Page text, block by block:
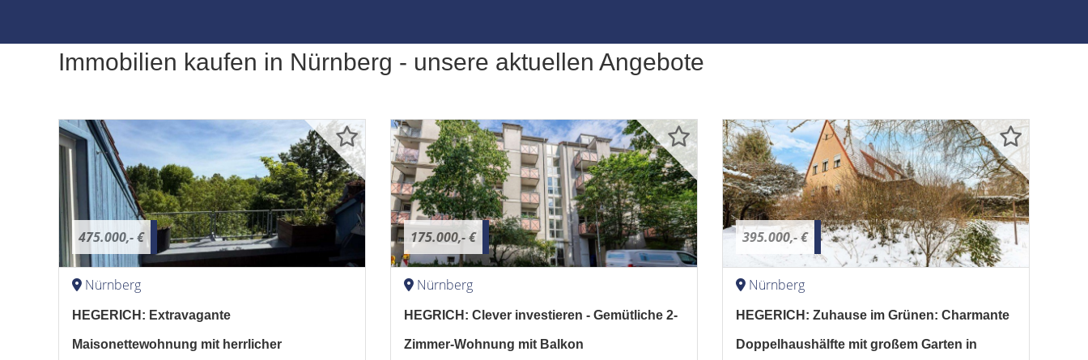
Immobilien kaufen in Nürnberg - unsere aktuellen Angebote
475.000,- €
Nürnberg
HEGERICH: Extravagante
Maisonettewohnung mit herrlicher
175.000,- €
Nürnberg
HEGRICH: Clever investieren - Gemütliche 2-
Zimmer-Wohnung mit Balkon
395.000,- €
Nürnberg
HEGERICH: Zuhause im Grünen: Charmante
Doppelhaushälfte mit großem Garten in